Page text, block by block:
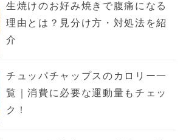
生焼けのお好み焼きで腹痛になる
理由とは？見分け方・対処法を紹
介
チュッパチャップスのカロリー一
覧｜消費に必要な運動量もチェッ
ク！